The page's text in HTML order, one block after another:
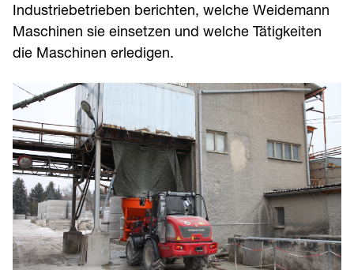
Industriebetrieben berichten, welche Weidemann
Maschinen sie einsetzen und welche Tätigkeiten
die Maschinen erledigen.